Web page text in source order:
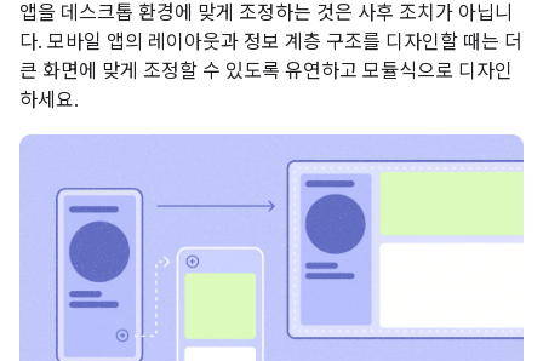
앱을 데스크톱 환경에 맞게 조정하는 것은 사후 조치가 아닙니
다. 모바일 앱의 레이아웃과 정보 계층 구조를 디자인할 때는 더
큰 화면에 맞게 조정할 수 있도록 유연하고 모듈식으로 디자인
하세요.